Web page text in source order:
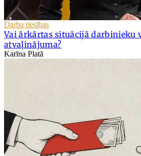
Darba tiesības
Vai ārkārtas situācijā darbinieku
atvaļinājuma?
Karīna Platā